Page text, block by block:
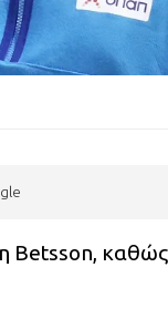
Betsson,